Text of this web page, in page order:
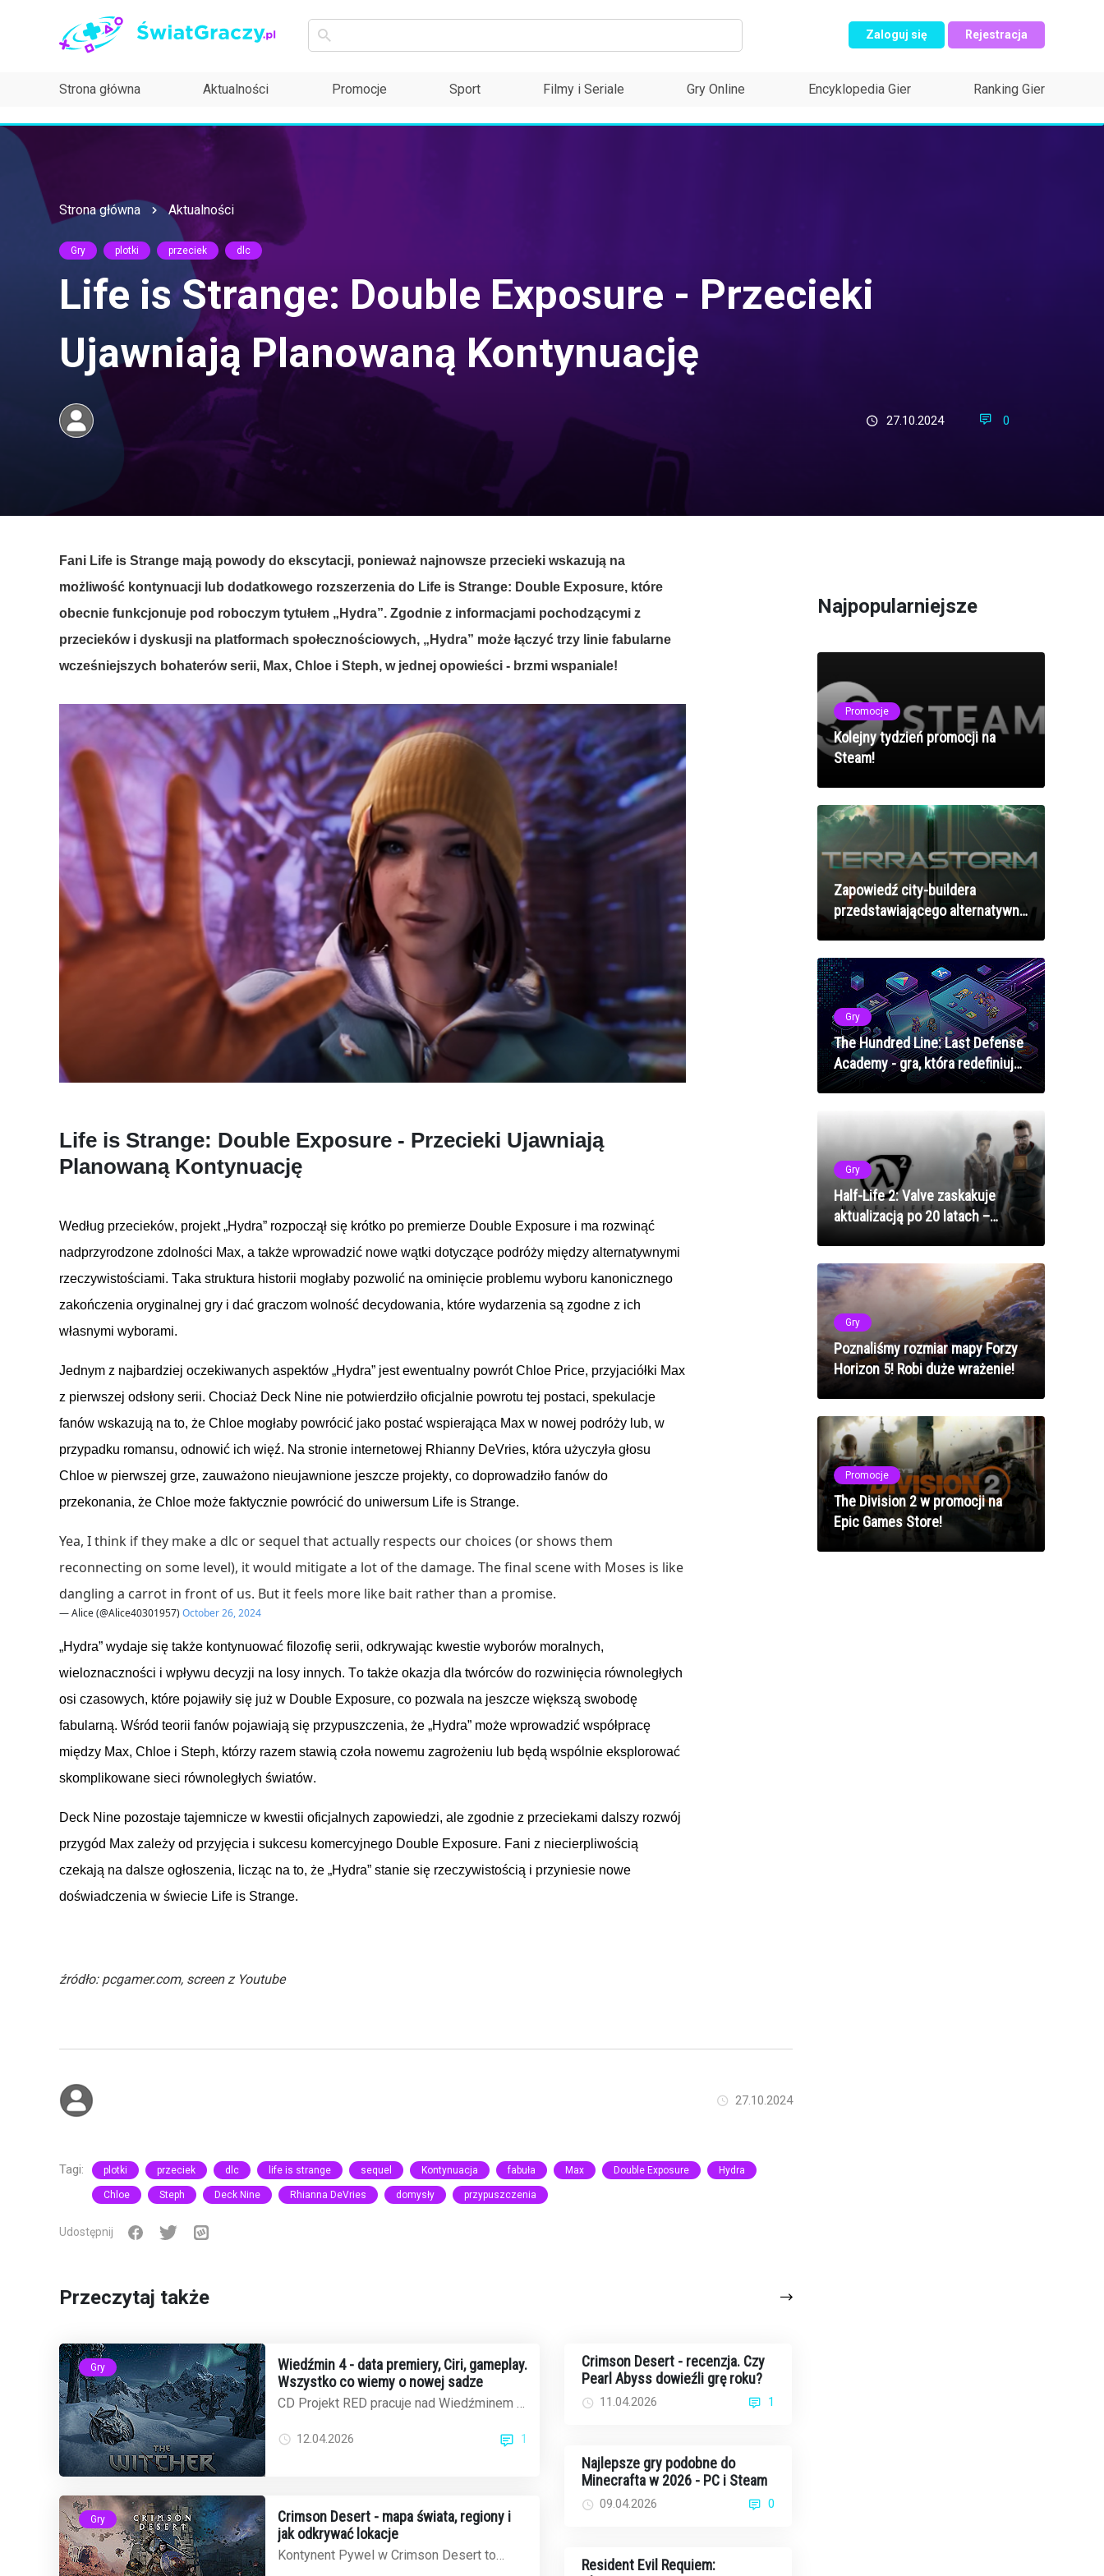
Zaloguj się Rejestracja
Strona główna Aktualności Promocje Sport Filmy i Seriale Gry Online Encyklopedia Gier Ranking Gier
Strona główna Aktualności
Gry plotki przeciek dlc
Life is Strange: Double Exposure - Przecieki
Ujawniają Planowaną Kontynuację
27.10.2024 0
Fani Life is Strange mają powody do ekscytacji, ponieważ najnowsze przecieki wskazują na
możliwość kontynuacji lub dodatkowego rozszerzenia do Life is Strange: Double Exposure, które
obecnie funkcjonuje pod roboczym tytułem „Hydra”. Zgodnie z informacjami pochodzącymi z
przecieków i dyskusji na platformach społecznościowych, „Hydra” może łączyć trzy linie fabularne
wcześniejszych bohaterów serii, Max, Chloe i Steph, w jednej opowieści - brzmi wspaniale!
Life is Strange: Double Exposure - Przecieki Ujawniają
Planowaną Kontynuację
Według przecieków, projekt„Hydra” rozpoczął się krótko po premierze Double Exposure i ma rozwinąć
nadprzyrodzone zdolności Max, a także wprowadzić nowe wątki dotyczące podróży między alternatywnymi
rzeczywistościami. Taka struktura historii mogłaby pozwolić na ominięcie problemu wyboru kanonicznego
zakończenia oryginalnej gry i dać graczom wolność decydowania, które wydarzenia są zgodne z ich
własnymi wyborami.
Jednym z najbardziej oczekiwanych aspektów „Hydra” jestewentualny powrótChloe Price, przyjaciółki Max
z pierwszej odsłony serii. Chociaż Deck Nine nie potwierdziło oficjalnie powrotu tej postaci, spekulacje
fanów wskazują na to, że Chloe mogłaby powrócić jako postać wspierająca Max w nowej podróży lub, w
przypadku romansu, odnowić ich więź. Na stronie internetowej Rhianny DeVries, która użyczyła głosu
Chloe w pierwszej grze, zauważono nieujawnione jeszcze projekty, co doprowadziło fanów do
przekonania, że Chloe może faktycznie powrócić do uniwersum Life is Strange.
Yea, I think if they make a dlc or sequel that actually respects our choices (or shows them
reconnecting on some level), it would mitigate a lot of the damage. The final scene with Moses is like
dangling a carrot in front of us. But it feels more like bait rather than a promise.
— Alice (@Alice40301957) October 26, 2024
„Hydra” wydaje się także kontynuować filozofię serii, odkrywając kwestie wyborów moralnych,
wieloznaczności i wpływu decyzji na losy innych. To także okazja dla twórców do rozwinięcia równoległych
osi czasowych, które pojawiły się już w Double Exposure, co pozwala na jeszcze większą swobodę
fabularną. Wśród teorii fanów pojawiają się przypuszczenia, że „Hydra” może wprowadzić współpracę
między Max, Chloe i Steph, którzy razem stawią czoła nowemu zagrożeniu lub będą wspólnie eksplorować
skomplikowane sieci równoległych światów.
Deck Nine pozostaje tajemnicze w kwestii oficjalnych zapowiedzi, ale zgodnie z przeciekami dalszy rozwój
przygód Max zależy od przyjęcia i sukcesu komercyjnego Double Exposure. Fani z niecierpliwością
czekają na dalsze ogłoszenia, licząc na to, że „Hydra” stanie się rzeczywistością i przyniesie nowe
doświadczenia w świecie Life is Strange.
źródło: pcgamer.com, screen z Youtube
27.10.2024
Tagi: plotki przeciek dlc life is strange sequel Kontynuacja fabuła Max Double Exposure Hydra
Chloe Steph Deck Nine Rhianna DeVries domysły przypuszczenia
Udostępnij
Przeczytaj także
Gry
Wiedźmin 4 - data premiery, Ciri, gameplay.
Wszystko co wiemy o nowej sadze
CD Projekt RED pracuje nad Wiedźminem 4
to obraz gry p...
12.04.2026 1
Gry
Crimson Desert - mapa świata, regiony i
jak odkrywać lokacje
Kontynent Pywel w Crimson Desert to
Crimson Desert - recenzja. Czy
Pearl Abyss dowieźli grę roku?
11.04.2026 1
Najlepsze gry podobne do
Minecrafta w 2026 - PC i Steam
09.04.2026 0
Resident Evil Requiem:
Najpopularniejsze
Promocje
Kolejny tydzień promocji na
Steam!
Zapowiedź city-buildera
przedstawiającego alternatywną
wizję zakończenia II wojny
Gry
The Hundred Line: Last Defense
Academy - gra, która redefiniuje
wybory w RPG
Gry
Half-Life 2: Valve zaskakuje
aktualizacją po 20 latach –
Gry
Poznaliśmy rozmiar mapy Forzy
Horizon 5! Robi duże wrażenie!
Promocje
The Division 2 w promocji na
Epic Games Store!